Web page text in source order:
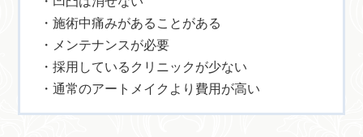
・施術中痛みがあることがある
・メンテナンスが必要
・採用しているクリニックが少ない
・通常のアートメイクより費用が高い